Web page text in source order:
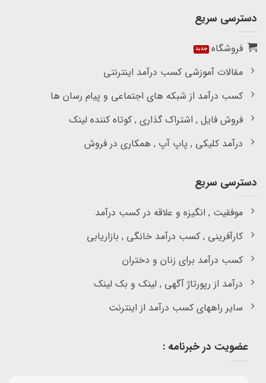
دسترسی سریع
فروشگاه
مقالات آموزشی کسب درآمد اینترنتی
کسب درآمد از شبکه های اجتماعی و پیام رسان ها
فروش فایل , اشتراک گذاری , کوتاه کننده لینک
درآمد کلیکی , پاپ آپ , همکاری در فروش
دسترسی سریع
موفقیت , انگیزه و علاقه در کسب درآمد
کارآفرینی , کسب درآمد خانگی , بازاریابی
کسب درآمد برای زنان و دختران
درآمد از رپورتاژ آگهی , لینک و بک لینک
سایر راههای کسب درآمد از اینترنت
عضویت در خبرنامه :